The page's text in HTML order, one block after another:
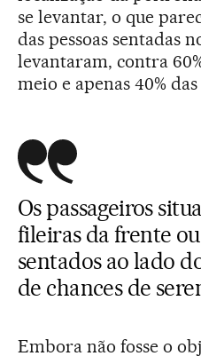
se levantar, o que
das pessoas sentadas
levantaram, contra
meio e apenas 40%
Os passageiros
fileiras da frente
sentados ao lado
de chances de
Embora não fosse o